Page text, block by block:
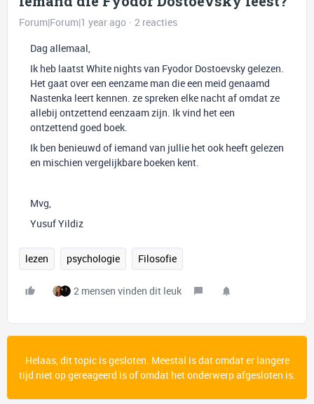
Forum|Forum|1 year ago
2 reacties
Dag allemaal,
Ik heb laatst White nights van Fyodor Dostoevsky gelezen.
Het gaat over een eenzame man die een meid genaamd
Nastenka leert kennen. ze spreken elke nacht af omdat ze
allebij ontzettend eenzaam zijn. Ik vind het een
ontzettend goed boek.
Ik ben benieuwd of iemand van jullie het ook heeft gelezen
en mischien vergelijkbare boeken kent.
Mvg,
Yusuf Yildiz
lezen psychologie Filosofie
2 mensen vinden dit leuk
Helaas, dit topic is gesloten. Meestal is dat omdat er langere
tijd niet op gereageerd is of omdat het onderwerp afgesloten is.